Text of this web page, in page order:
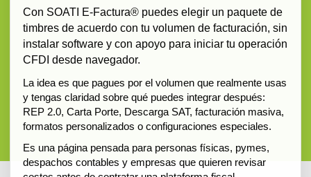
Con SOATI E-Factura® puedes elegir un paquete de
timbres de acuerdo con tu volumen de facturación, sin
instalar software y con apoyo para iniciar tu operación
CFDI desde navegador.
La idea es que pagues por el volumen que realmente usas
y tengas claridad sobre qué puedes integrar después:
REP 2.0, Carta Porte, Descarga SAT, facturación masiva,
formatos personalizados o configuraciones especiales.
Es una página pensada para personas físicas, pymes,
despachos contables y empresas que quieren revisar